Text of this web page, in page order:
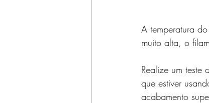
A temperatura
muito alta, o
Realize um teste
que estiver
acabamento